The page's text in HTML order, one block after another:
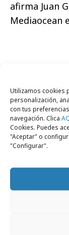
Utilizamos cookies
personalización,
con tus
navegación. Clica
Cookies. Puedes
"Aceptar" o
"Configurar".
afirma Juan
Mediaocean